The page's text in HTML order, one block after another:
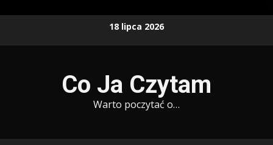
18 lipca 2026
Co Ja Czytam
Warto poczytać o…